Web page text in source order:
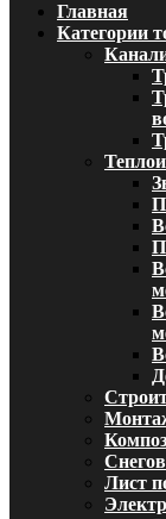
Главная
Категории
Лист